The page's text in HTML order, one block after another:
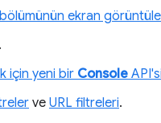
ekran
.
için yeni bir Console API'si
ve URL filtreleri.